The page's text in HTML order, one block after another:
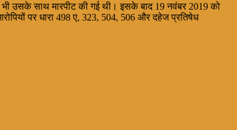
उसके साथ मारपीट की गई थी। इसके बाद 19 नवंबर 2019 को
पर धारा 498 ए, 323, 504, 506 और दहेज प्रतिषेध